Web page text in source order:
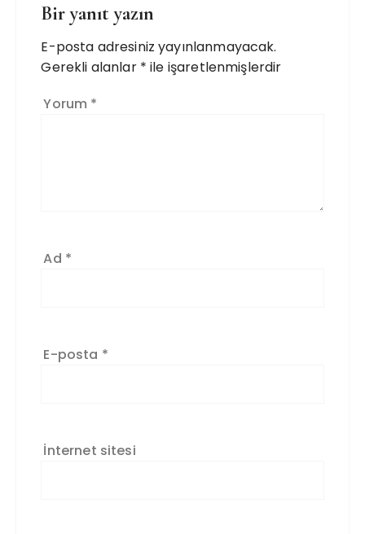
Bir yanıt yazın
E-posta adresiniz yayınlanmayacak.
Gerekli alanlar * ile işaretlenmişlerdir
Yorum *
Ad *
E-posta *
İnternet sitesi